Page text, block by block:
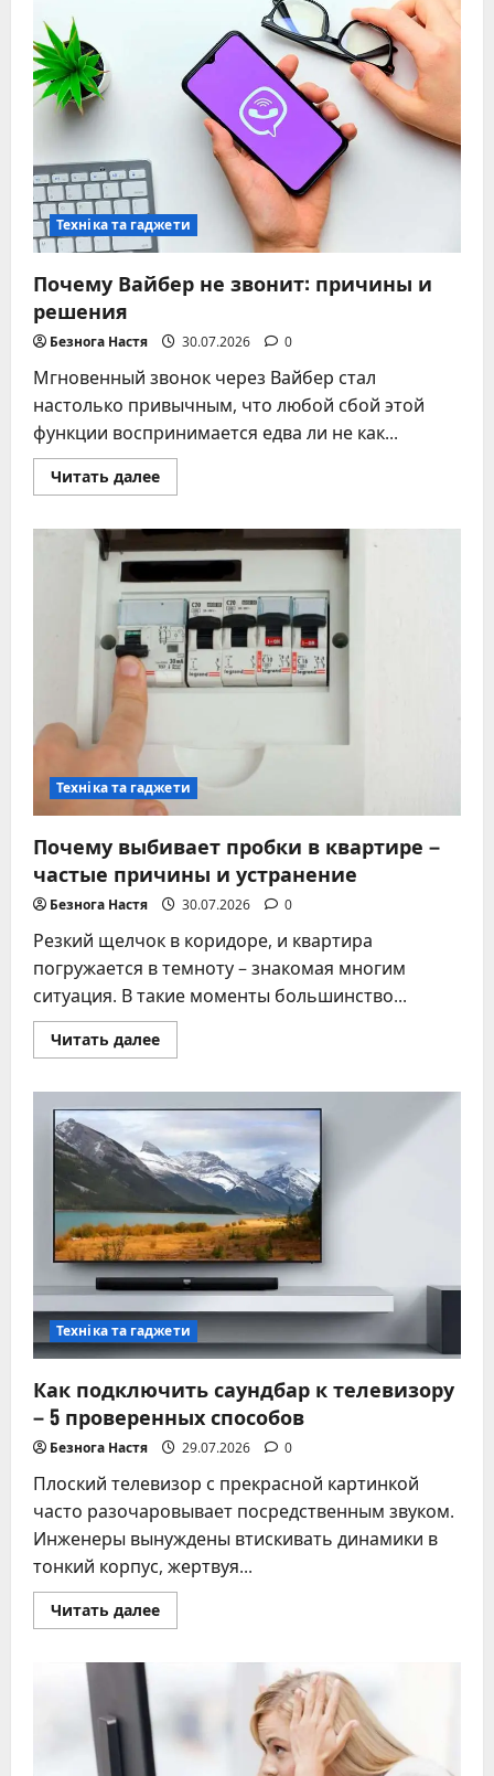
использовать
перезаряжаемые
батарейки
Техніка та гаджети
Почему Вайбер не звонит: причины и
решения
Безнога Настя 30.07.2026 0
Мгновенный звонок через Вайбер стал
настолько привычным, что любой сбой этой
функции воспринимается едва ли не как...
Читать далееПрочитать
больше
Вайбер
не
звонит:
причины
и
решения
Техніка та гаджети
Почему выбивает пробки в квартире –
частые причины и устранение
Безнога Настя 30.07.2026 0
Резкий щелчок в коридоре, и квартира
погружается в темноту – знакомая многим
ситуация. В такие моменты большинство...
Читать далееПрочитать
больше
пробки
квартире
–
частые
причины
и
устранение
Техніка та гаджети
Как подключить саундбар к телевизору
– 5 проверенных способов
Безнога Настя 29.07.2026 0
Плоский телевизор с прекрасной картинкой
часто разочаровывает посредственным звуком.
Инженеры вынуждены втискивать динамики в
тонкий корпус, жертвуя...
Читать далееПрочитать
больше
телевизору
проверенных